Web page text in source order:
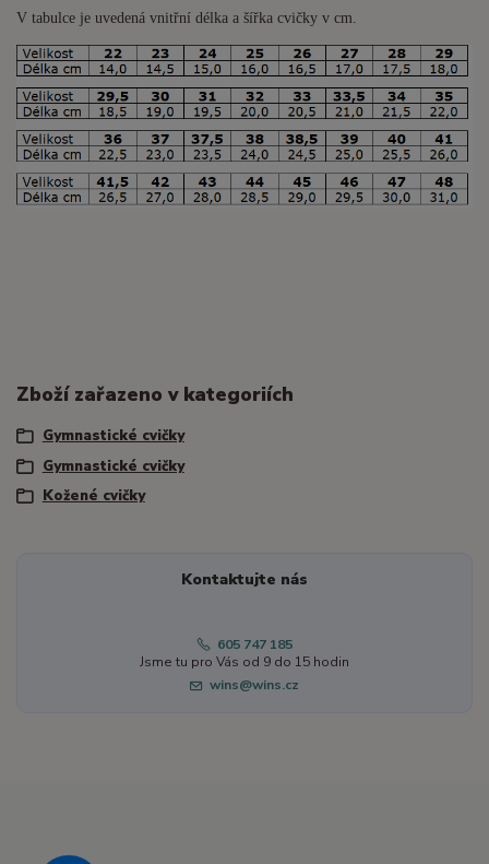
V tabulce je uvedená vnitřní délka a šířka cvičky v cm.
Zboží zařazeno v kategoriích
Gymnastické cvičky
Gymnastické cvičky
Kožené cvičky
Kontaktujte nás
605 747 185
Jsme tu pro Vás od 9 do 15 hodin
wins@wins.cz